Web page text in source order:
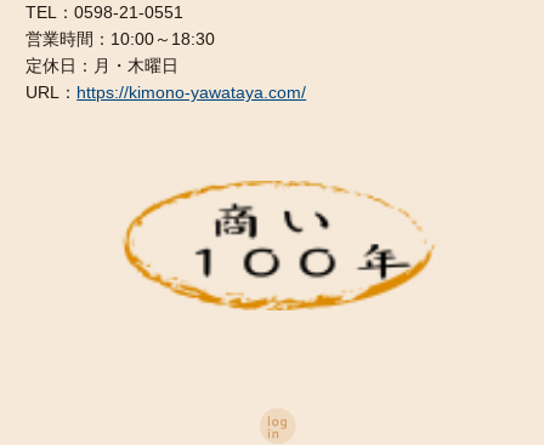
TEL：0598-21-0551
営業時間：10:00～18:30
定休日：月・木曜日
URL： https://kimono-yawataya.com/